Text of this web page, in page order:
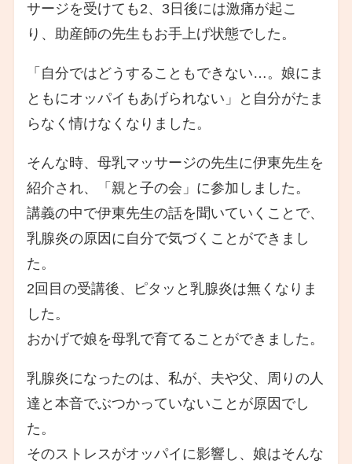
サージを受けても2、3日後には激痛が起こ
り、助産師の先生もお手上げ状態でした。
「自分ではどうすることもできない…。娘にま
ともにオッパイもあげられない」と自分がたま
らなく情けなくなりました。
そんな時、母乳マッサージの先生に伊東先生を
紹介され、「親と子の会」に参加しました。
講義の中で伊東先生の話を聞いていくことで、
乳腺炎の原因に自分で気づくことができまし
た。
2回目の受講後、ピタッと乳腺炎は無くなりま
した。
おかげで娘を母乳で育てることができました。
乳腺炎になったのは、私が、夫や父、周りの人
達と本音でぶつかっていないことが原因でし
た。
そのストレスがオッパイに影響し、娘はそんな